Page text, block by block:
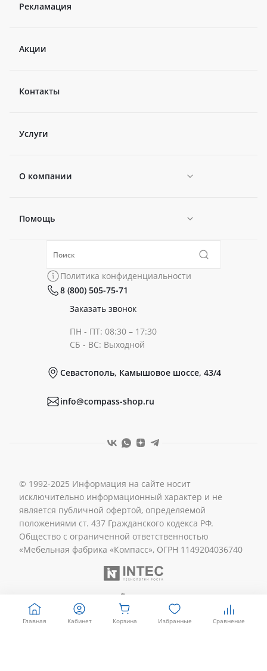
Рекламация
Акции
Контакты
Услуги
О компании
Новости
Политика конфиденциальности
Помощь
Коллекции
Политика конфиденциальности
8 (800) 505-75-71
Заказать звонок
ПН - ПТ: 08:30 – 17:30
СБ - ВС: Выходной
Севастополь, Камышовое шоссе, 43/4
info@compass-shop.ru
© 1992-2025 Информация на сайте носит
исключительно информационный характер и не
является публичной офертой, определяемой
положениями ст. 437 Гражданского кодекса РФ.
Общество с ограниченной ответственностью
«Мебельная фабрика «Компасс», ОГРН 1149204036740
Главная Кабинет Корзина Избранные Сравнение